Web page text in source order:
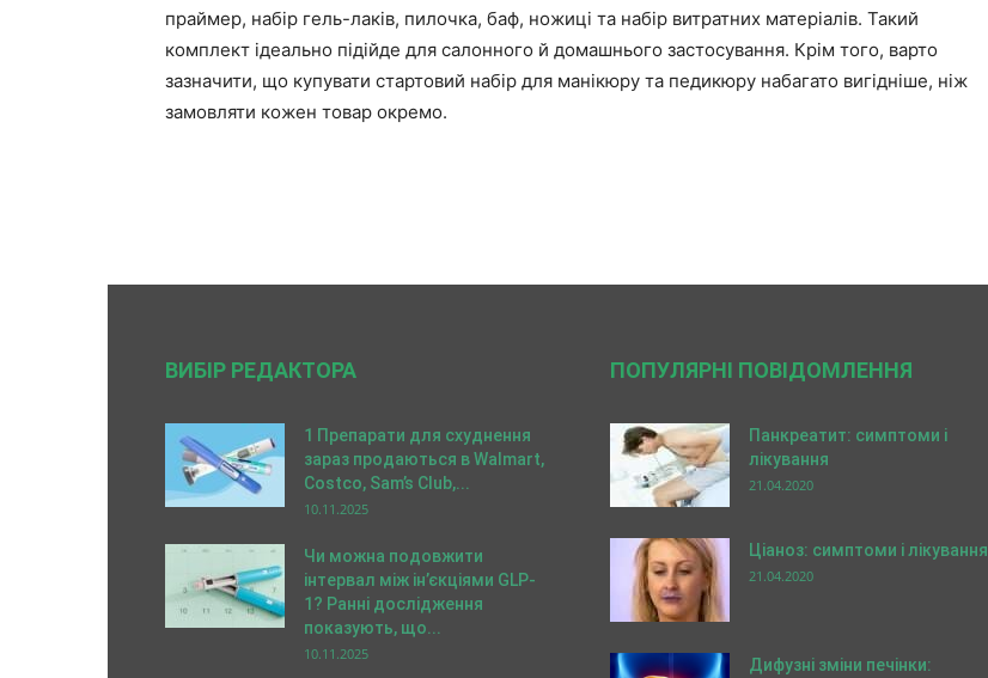
праймер, набір гель-лаків, пилочка, баф, ножиці та набір витратних матеріалів. Такий
комплект ідеально підійде для салонного й домашнього застосування. Крім того, варто
зазначити, що купувати стартовий набір для манікюру та педикюру набагато вигідніше, ніж
замовляти кожен товар окремо.
ВИБІР РЕДАКТОРА
1 Препарати для схуднення
зараз продаються в Walmart,
Costco, Sam’s Club,...
10.11.2025
Чи можна подовжити
інтервал між ін’єкціями GLP-
1? Ранні дослідження
показують, що...
10.11.2025
ПОПУЛЯРНІ ПОВІДОМЛЕННЯ
Панкреатит: симптоми і
лікування
21.04.2020
Ціаноз: симптоми і лікування
21.04.2020
Дифузні зміни печінки: